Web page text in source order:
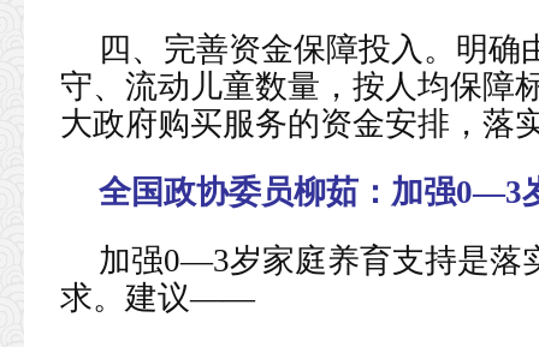
四、完善资金保障投入。明
守、流动儿童数量，按人均保障
大政府购买服务的资金安排，落
全国政协委员柳茹： 加强0—3
加强0—3岁家庭养育支持是落
求。建议——